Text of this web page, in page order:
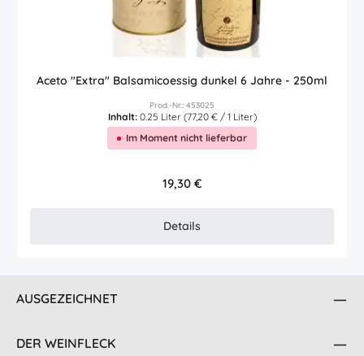
Aceto "Extra" Balsamicoessig dunkel 6 Jahre - 250ml
Prod.-Nr.: 453025
Inhalt: 0.25 Liter (77,20 € / 1 Liter)
Im Moment nicht lieferbar
Regulärer Preis:
19,30 €
Details
AUSGEZEICHNET
DER WEINFLECK